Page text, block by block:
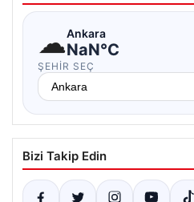
☁Ankara
NaN°C
ŞEHIR SEÇ
Bizi Takip Edin